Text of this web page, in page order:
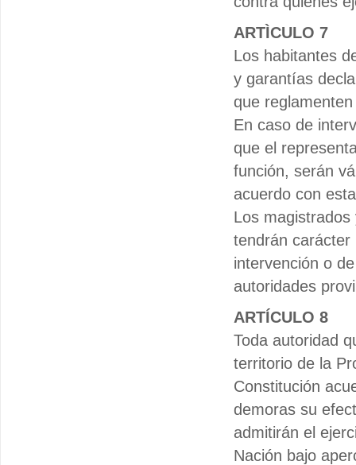
ARTÌCULO 7
Los habitantes
y garantías
que
En caso de
que el
función, serán
acuerdo con
Los
tendrán carácter
intervención o
autoridades
ARTÍCULO 8
Toda autoridad
territorio de la
Constitución
demoras su
admitirán el
Nación bajo